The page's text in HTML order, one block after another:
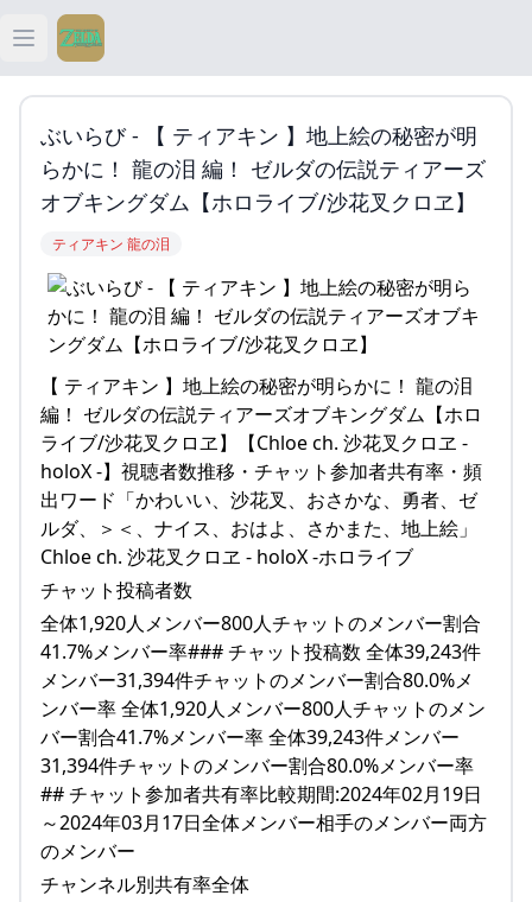
Open main menu
ティアキン
ティアキン 祠
ティアキン 武器
ティアキン 攻略
ぶいらび - 【 ティアキン 】地上絵の秘密が明
らかに！ 龍の泪 編！ ゼルダの伝説ティアーズ
オブキングダム【ホロライブ/沙花叉クロヱ】
ティアキン 龍の泪
【 ティアキン 】地上絵の秘密が明らかに！ 龍の泪
編！ ゼルダの伝説ティアーズオブキングダム【ホロ
ライブ/沙花叉クロヱ】【Chloe ch. 沙花叉クロヱ -
holoX -】視聴者数推移・チャット参加者共有率・頻
出ワード「かわいい、沙花叉、おさかな、勇者、ゼ
ルダ、＞＜、ナイス、おはよ、さかまた、地上絵」
Chloe ch. 沙花叉クロヱ - holoX -ホロライブ
チャット投稿者数
全体1,920人メンバー800人チャットのメンバー割合
41.7%メンバー率### チャット投稿数 全体39,243件
メンバー31,394件チャットのメンバー割合80.0%メ
ンバー率 全体1,920人メンバー800人チャットのメン
バー割合41.7%メンバー率 全体39,243件メンバー
31,394件チャットのメンバー割合80.0%メンバー率
## チャット参加者共有率比較期間:2024年02月19日
～2024年03月17日全体メンバー相手のメンバー両方
のメンバー
チャンネル別共有率全体